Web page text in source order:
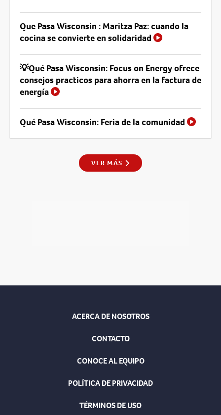
Que Pasa Wisconsin : Maritza Paz: cuando la
cocina se convierte en solidaridad
💡Qué Pasa Wisconsin: Focus on Energy ofrece
consejos practicos para ahorra en la factura de
energía
Qué Pasa Wisconsin: Feria de la comunidad
VER MÁS
ACERCA DE NOSOTROS
CONTACTO
CONOCE AL EQUIPO
POLÍTICA DE PRIVACIDAD
TÉRMINOS DE USO